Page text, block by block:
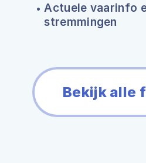
Actuele vaarinfo
stremmingen
Bekijk alle